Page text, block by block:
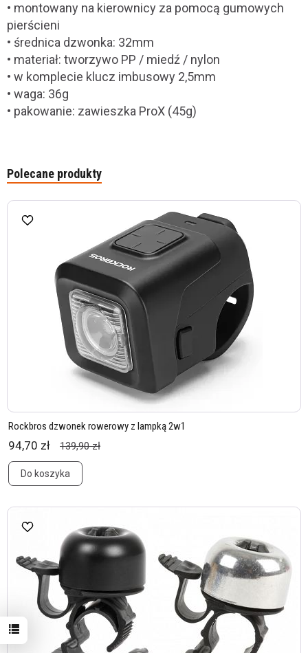
• montowany na kierownicy za pomocą gumowych
pierścieni
• średnica dzwonka: 32mm
• materiał: tworzywo PP / miedź / nylon
• w komplecie klucz imbusowy 2,5mm
• waga: 36g
• pakowanie: zawieszka ProX (45g)
Polecane produkty
Rockbros dzwonek rowerowy z lampką 2w1
94,70 zł 139,90 zł
Do koszyka